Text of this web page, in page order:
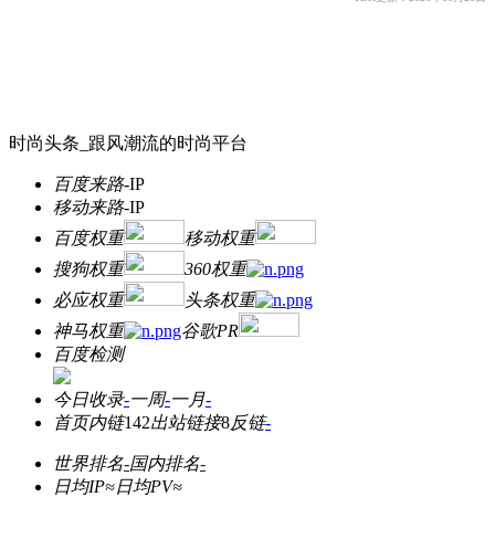
时尚头条_跟风潮流的时尚平台
百度来路-IP
移动来路-IP
百度权重
移动权重
搜狗权重
360权重
必应权重
头条权重
神马权重
谷歌PR
百度检测
今日收录-一周-一月-
首页内链142出站链接8反链-
世界排名-国内排名-
日均IP≈日均PV≈